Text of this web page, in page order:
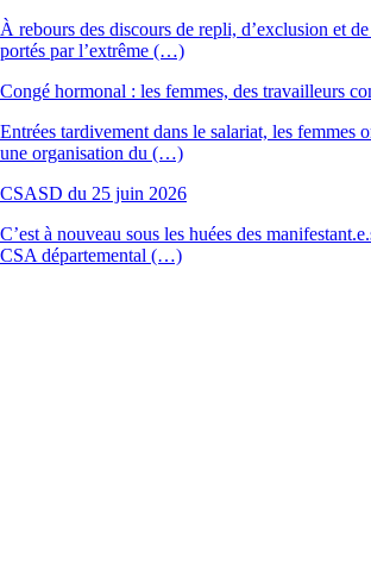
À rebours des discours de repli, d’exclusion et
portés par l’extrême (…)
Congé hormonal : les femmes, des travailleurs
Entrées tardivement dans le salariat, les femmes
une organisation du (…)
CSASD du 25 juin 2026
C’est à nouveau sous les huées des
CSA départemental (…)